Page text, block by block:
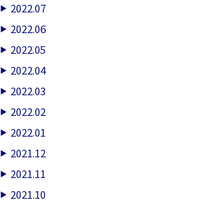
2022.07
2022.06
2022.05
2022.04
2022.03
2022.02
2022.01
2021.12
2021.11
2021.10